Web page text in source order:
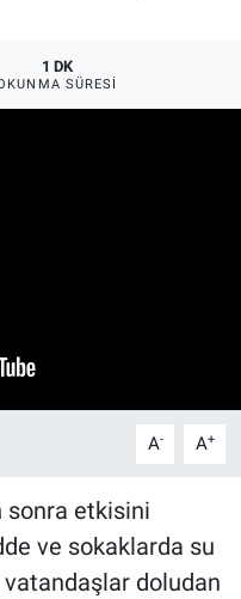
1 DK
SÜRESI
A- A+
sonra etkisini
ve sokaklarda su
doludan